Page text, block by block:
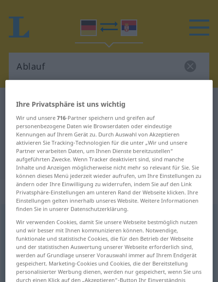
Deutsch-Serbisch Wörterbuch
Deutsch-Serbisch Übersetzung für
"Ablauf"
"Ablauf" Serbisch Übersetzung
„Ablauf“: männlich, maskulin
Übersicht aller Übersetzungen
(Für mehr Details die Übersetzung anklicken/antippen)
одвод, редослед
Ihre Privatsphäre ist uns wichtig
Wir und unsere716-Partner speichern und greifen auf
personenbezogene Daten wie Browserdaten oder eindeutige
Kennungen auf Ihrem Gerät zu. Durch Auswahl von Akzeptieren
aktivieren Sie Tracking-Technologien für die unter „Wir und unsere
Partner verarbeiten Daten, um Ihnen Dienste bereitzustellen“
aufgeführten Zwecke. Wenn Tracker deaktiviert sind, sind manche
Inhalte und Anzeigen möglicherweise nicht mehr so relevant für Sie. Sie
können dieses Menü jederzeit wieder aufrufen, um Ihre Einstellungen zu
ändern oder Ihre Einwilligung zu widerrufen, indem Sie auf den Link
Privatsphäre-Einstellungen am unteren Rand der Webseite klicken. Ihre
Einstellungen gelten innerhalb unseres Website. Weitere Informationen
finden Sie in unserer Datenschutzerklärung.
Wir verwenden Cookies, damit Sie unsere Webseite bestmöglich nutzen
und wir besser mit Ihnen kommunizieren können. Notwendige,
funktionale und statistische Cookies, die für den Betrieb der Webseite
und der statistischen Auswertung unserer Webseite erforderlich sind,
werden auf Grundlage unserer Vorauswahl immer auf Ihrem Endgerät
gespeichert. Marketing-Cookies und Cookies, die der Bereitstellung
personalisierter Werbung dienen, werden nur gespeichert, wenn Sie uns
durch einen Klick auf den „Akzeptieren“-Button Ihr Einverständnis